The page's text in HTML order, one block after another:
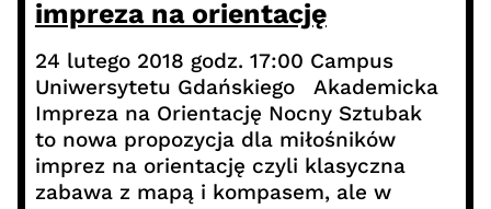
impreza na orientację
24 lutego 2018 godz. 17:00 Campus
Uniwersytetu Gdańskiego Akademicka
Impreza na Orientację Nocny Sztubak
to nowa propozycja dla miłośników
imprez na orientację czyli klasyczna
zabawa z mapą i kompasem, ale w